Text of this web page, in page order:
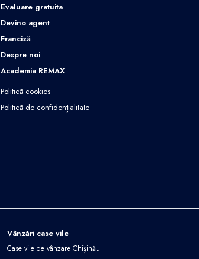
Evaluare gratuita
Devino agent
Franciză
Despre noi
Academia REMAX
Politică cookies
Politică de confidențialitate
Vânzări case vile
Case vile de vânzare Chișinău